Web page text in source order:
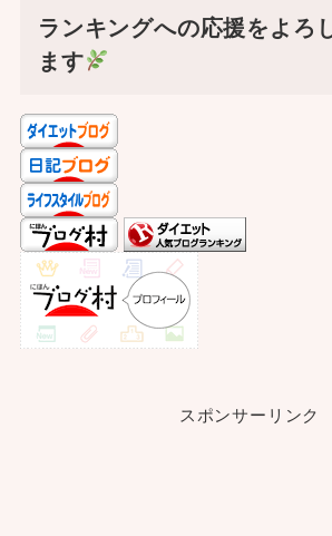
ランキングへの応援をよろ
ます
スポンサーリンク